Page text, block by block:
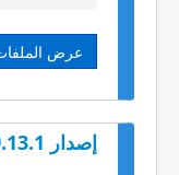
عرض
إصدار 3.9.13.1